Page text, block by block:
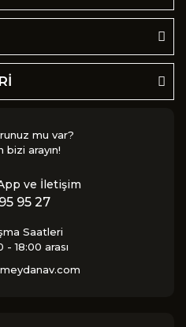
mu var?
bizi arayın!
ve İletişim
95 27
Saatleri
- 18:00 arası